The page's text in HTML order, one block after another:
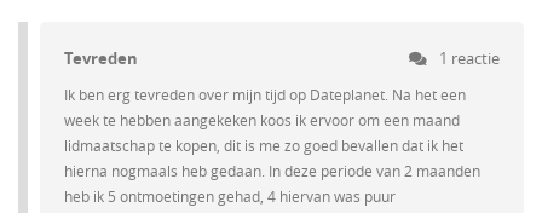
Tevreden 1 reactie
Ik ben erg tevreden over mijn tijd op Dateplanet. Na het een
week te hebben aangekeken koos ik ervoor om een maand
lidmaatschap te kopen, dit is me zo goed bevallen dat ik het
hierna nogmaals heb gedaan. In deze periode van 2 maanden
heb ik 5 ontmoetingen gehad, 4 hiervan was puur